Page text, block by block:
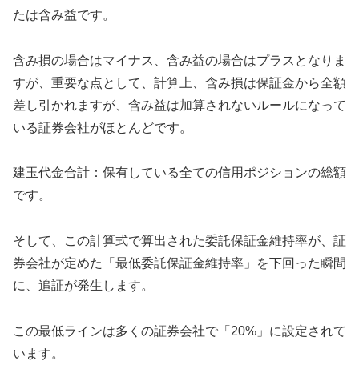
たは含み益です。
含み損の場合はマイナス、含み益の場合はプラスとなりま
すが、重要な点として、計算上、含み損は保証金から全額
差し引かれますが、含み益は加算されないルールになって
いる証券会社がほとんどです。
建玉代金合計：保有している全ての信用ポジションの総額
です。
そして、この計算式で算出された委託保証金維持率が、証
券会社が定めた「最低委託保証金維持率」を下回った瞬間
に、追証が発生します。
この最低ラインは多くの証券会社で「20%」に設定されて
います。